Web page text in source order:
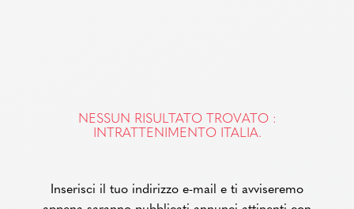
NESSUN RISULTATO TROVATO :
INTRATTENIMENTO ITALIA.
Inserisci il tuo indirizzo e-mail e ti avviseremo